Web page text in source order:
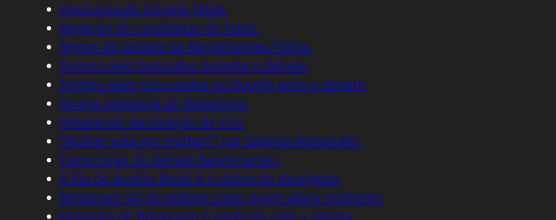
Hipocrisia de Simone Tebet.
Negação de candidatas de Tebet.
Regras do Debate da Bandeirantes/Folha.
Termos mais buscados durante o debate.
Termos mais procurados no Google após o debate.
Soraya senadora do Bolsonaro.
Rebatendo declaração de Ciro.
“Mulher vota em mulher?” por Sabrina Fernandes.
Transcrição do debate Bandeirantes.
A fila do Auxílio Brasil é o dobro do divulgado.
Bolsonaro sai do debate como quem ataca mulheres.
Proposta de Bolsonaro é parecida com a nazista.